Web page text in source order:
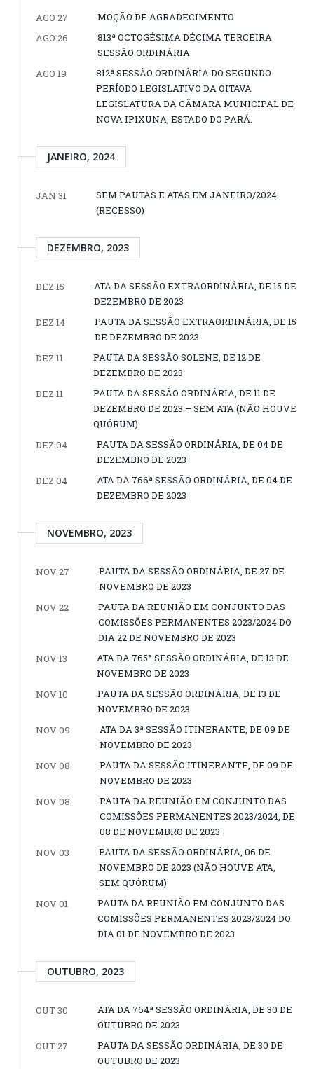
AGO 27
MOÇÃO DE AGRADECIMENTO
AGO 26
813ª OCTOGÉSIMA DÉCIMA TERCEIRA
SESSÃO ORDINÁRIA
AGO 19
812ª SESSÃO ORDINÀRIA DO SEGUNDO
PERÍODO LEGISLATIVO DA OITAVA
LEGISLATURA DA CÂMARA MUNICIPAL DE
NOVA IPIXUNA, ESTADO DO PARÁ.
JANEIRO, 2024
JAN 31
SEM PAUTAS E ATAS EM JANEIRO/2024
(RECESSO)
DEZEMBRO, 2023
DEZ 15
ATA DA SESSÃO EXTRAORDINÁRIA, DE 15 DE
DEZEMBRO DE 2023
DEZ 14
PAUTA DA SESSÃO EXTRAORDINÁRIA, DE 15
DE DEZEMBRO DE 2023
DEZ 11
PAUTA DA SESSÃO SOLENE, DE 12 DE
DEZEMBRO DE 2023
DEZ 11
PAUTA DA SESSÃO ORDINÁRIA, DE 11 DE
DEZEMBRO DE 2023 – SEM ATA (NÃO HOUVE
QUÓRUM)
DEZ 04
PAUTA DA SESSÃO ORDINÁRIA, DE 04 DE
DEZEMBRO DE 2023
DEZ 04
ATA DA 766ª SESSÃO ORDINÁRIA, DE 04 DE
DEZEMBRO DE 2023
NOVEMBRO, 2023
NOV 27
PAUTA DA SESSÃO ORDINÁRIA, DE 27 DE
NOVEMBRO DE 2023
NOV 22
PAUTA DA REUNIÃO EM CONJUNTO DAS
COMISSÕES PERMANENTES 2023/2024 DO
DIA 22 DE NOVEMBRO DE 2023
NOV 13
ATA DA 765ª SESSÃO ORDINÁRIA, DE 13 DE
NOVEMBRO DE 2023
NOV 10
PAUTA DA SESSÃO ORDINÁRIA, DE 13 DE
NOVEMBRO DE 2023
NOV 09
ATA DA 3ª SESSÃO ITINERANTE, DE 09 DE
NOVEMBRO DE 2023
NOV 08
PAUTA DA SESSÃO ITINERANTE, DE 09 DE
NOVEMBRO DE 2023
NOV 08
PAUTA DA REUNIÃO EM CONJUNTO DAS
COMISSÕES PERMANENTES 2023/2024, DE
08 DE NOVEMBRO DE 2023
NOV 03
PAUTA DA SESSÃO ORDINÁRIA, 06 DE
NOVEMBRO DE 2023 (NÃO HOUVE ATA,
SEM QUÓRUM)
NOV 01
PAUTA DA REUNIÃO EM CONJUNTO DAS
COMISSÕES PERMANENTES 2023/2024 DO
DIA 01 DE NOVEMBRO DE 2023
OUTUBRO, 2023
OUT 30
ATA DA 764ª SESSÃO ORDINÁRIA, DE 30 DE
OUTUBRO DE 2023
OUT 27
PAUTA DA SESSÃO ORDINÁRIA, DE 30 DE
OUTUBRO DE 2023